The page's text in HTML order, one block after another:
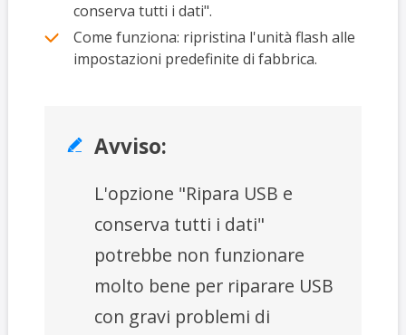
conserva tutti i dati".
Come funziona: ripristina l'unità flash alle
impostazioni predefinite di fabbrica.
 Avviso:
L'opzione "Ripara USB e
conserva tutti i dati"
potrebbe non funzionare
molto bene per riparare USB
con gravi problemi di